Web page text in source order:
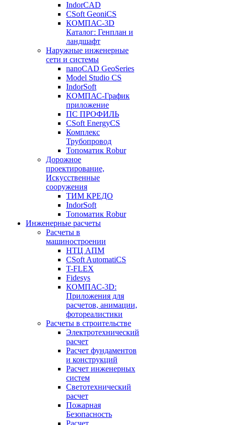
IndorCAD
CSoft GeoniCS
КОМПАС-3D
Каталог: Генплан и
ландшафт
Наружные инженерные
сети и системы
nanoCAD GeoSeries
Model Studio CS
IndorSoft
КОМПАС-График
приложение
ПС ПРОФИЛЬ
CSoft EnergyCS
Комплекс
Трубопровод
Топоматик Robur
Дорожное
проектирование,
Искусственные
сооружения
ТИМ КРЕДО
IndorSoft
Топоматик Robur
Инженерные расчеты
Расчеты в
машиностроении
НТЦ АПМ
CSoft AutomatiCS
T-FLEX
Fidesys
КОМПАС-3D:
Приложения для
расчетов, анимации,
фотореалистики
Расчеты в строительстве
Электротехнический
расчет
Расчет фундаментов
и конструкций
Расчет инженерных
систем
Светотехнический
расчет
Пожарная
Безопасность
Расчет